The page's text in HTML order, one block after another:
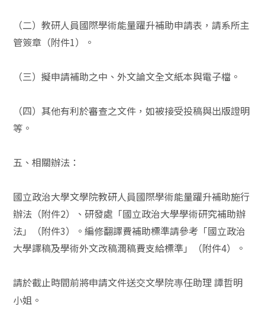
（二）教研人員國際學術能量躍升補助申請表，請系所主
管簽章（附件1）。
（三）擬申請補助之中、外文論文全文紙本與電子檔。
（四）其他有利於審查之文件，如被接受投稿與出版證明
等。
五、相關辦法：
國立政治大學文學院教研人員國際學術能量躍升補助施行
辦法（附件2）、研發處「國立政治大學學術研究補助辦
法」（附件3）。編修翻譯費補助標準請參考「國立政治
大學譯稿及學術外文改稿潤稿費支給標準」（附件4）。
請於截止時間前將申請文件送交文學院專任助理 譚哲明
小姐。